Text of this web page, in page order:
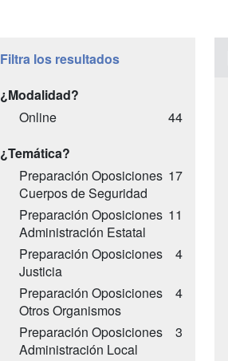
Filtra los resultados
¿Modalidad?
Online
44
¿Temática?
Preparación Oposiciones
Cuerpos de Seguridad
17
Preparación Oposiciones
Administración Estatal
11
Preparación Oposiciones
Justicia
4
Preparación Oposiciones
Otros Organismos
4
Preparación Oposiciones
Administración Local
3